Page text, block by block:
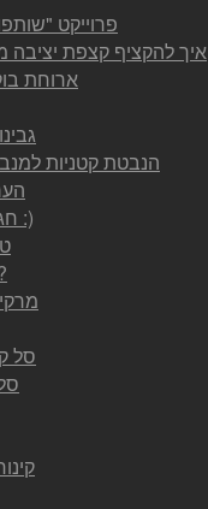
"פרוייקט
איך להקציף קצפת יציבה
ארוחת
הנבטת קטניות
חגים ומועדים :)
מה
סל